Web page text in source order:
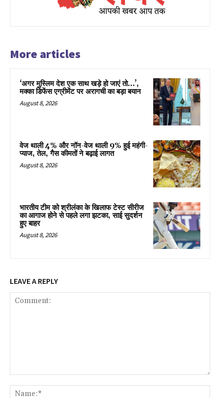
More articles
‘अगर मुस्लिम देश एक साथ खड़े हो जाएं तो…’,
मक्का डिफेंस एग्रीमेंट पर अरागची का बड़ा बयान
August 8, 2026
वेज थाली 4% और नॉन-वेज थाली 9% हुई महंगी-
प्याज, तेल, गैस कीमतों ने बढ़ाई लागत
August 8, 2026
भारतीय टीम को श्रीलंका के खिलाफ टेस्ट सीरीज
का आगाज होने से पहले लगा झटका, साई सुदर्शन
हुए बाहर
August 8, 2026
LEAVE A REPLY